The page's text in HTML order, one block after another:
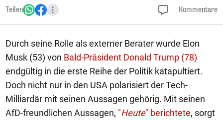
Teilen Kommentare
Durch seine Rolle als externer Berater wurde Elon
Musk (53) von Bald-Präsident Donald Trump (78)
endgültig in die erste Reihe der Politik katapultiert.
Doch nicht nur in den USA polarisiert der Tech-
Milliardär mit seinen Aussagen gehörig. Mit seinen
AfD-freundlichen Aussagen, "Heute" berichtete, sorgt